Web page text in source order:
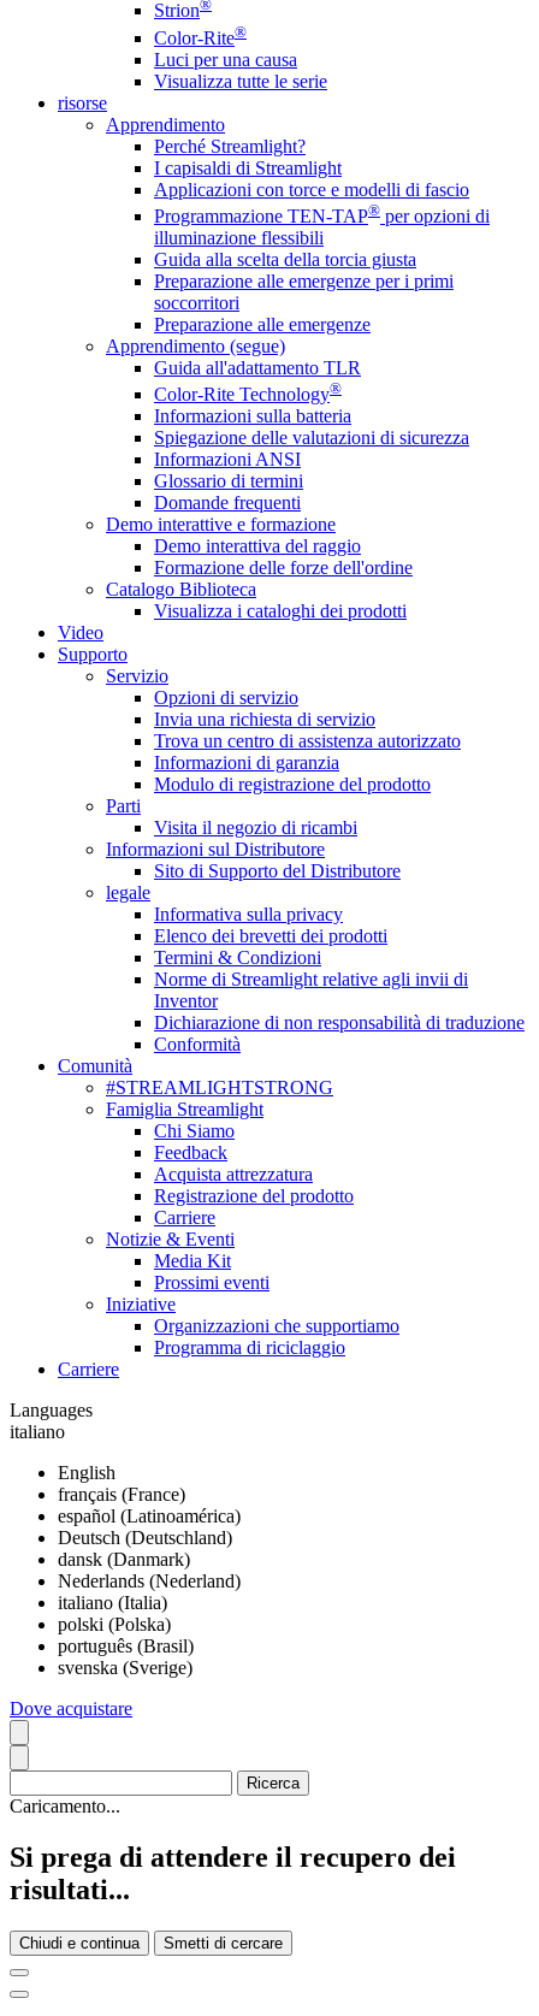
Strion®
Color-Rite®
Luci per una causa
Visualizza tutte le serie
risorse
Apprendimento
Perché Streamlight?
I capisaldi di Streamlight
Applicazioni con torce e modelli di fascio
Programmazione TEN-TAP® per opzioni di
illuminazione flessibili
Guida alla scelta della torcia giusta
Preparazione alle emergenze per i primi
soccorritori
Preparazione alle emergenze
Apprendimento (segue)
Guida all'adattamento TLR
Color-Rite Technology®
Informazioni sulla batteria
Spiegazione delle valutazioni di sicurezza
Informazioni ANSI
Glossario di termini
Domande frequenti
Demo interattive e formazione
Demo interattiva del raggio
Formazione delle forze dell'ordine
Catalogo Biblioteca
Visualizza i cataloghi dei prodotti
Video
Supporto
Servizio
Opzioni di servizio
Invia una richiesta di servizio
Trova un centro di assistenza autorizzato
Informazioni di garanzia
Modulo di registrazione del prodotto
Parti
Visita il negozio di ricambi
Informazioni sul Distributore
Sito di Supporto del Distributore
legale
Informativa sulla privacy
Elenco dei brevetti dei prodotti
Termini & Condizioni
Norme di Streamlight relative agli invii di
Inventor
Dichiarazione di non responsabilità di traduzione
Conformità
Comunità
#STREAMLIGHTSTRONG
Famiglia Streamlight
Chi Siamo
Feedback
Acquista attrezzatura
Registrazione del prodotto
Carriere
Notizie & Eventi
Media Kit
Prossimi eventi
Iniziative
Organizzazioni che supportiamo
Programma di riciclaggio
Carriere
Languages
italiano
English
français (France)
español (Latinoamérica)
Deutsch (Deutschland)
dansk (Danmark)
Nederlands (Nederland)
italiano (Italia)
polski (Polska)
português (Brasil)
svenska (Sverige)
Dove acquistare
Caricamento...
Si prega di attendere il recupero dei
risultati...
Chiudi e continua Smetti di cercare